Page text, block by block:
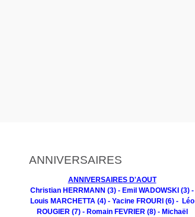
ANNIVERSAIRES
ANNIVERSAIRES D'AOUT
Christian HERRMANN (3) - Emil WADOWSKI (3) -
Louis MARCHETTA (4) - Yacine FROURI (6) - Léo
ROUGIER (7) - Romain FEVRIER (8) - Michaël